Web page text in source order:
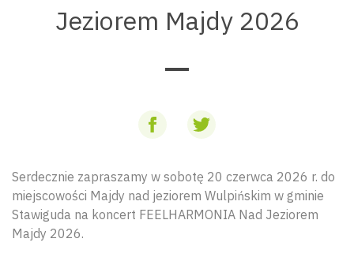
Jeziorem Majdy 2026
Serdecznie zapraszamy w sobotę 20 czerwca 2026 r. do
miejscowości Majdy nad jeziorem Wulpińskim w gminie
Stawiguda na koncert FEELHARMONIA Nad Jeziorem
Majdy 2026.